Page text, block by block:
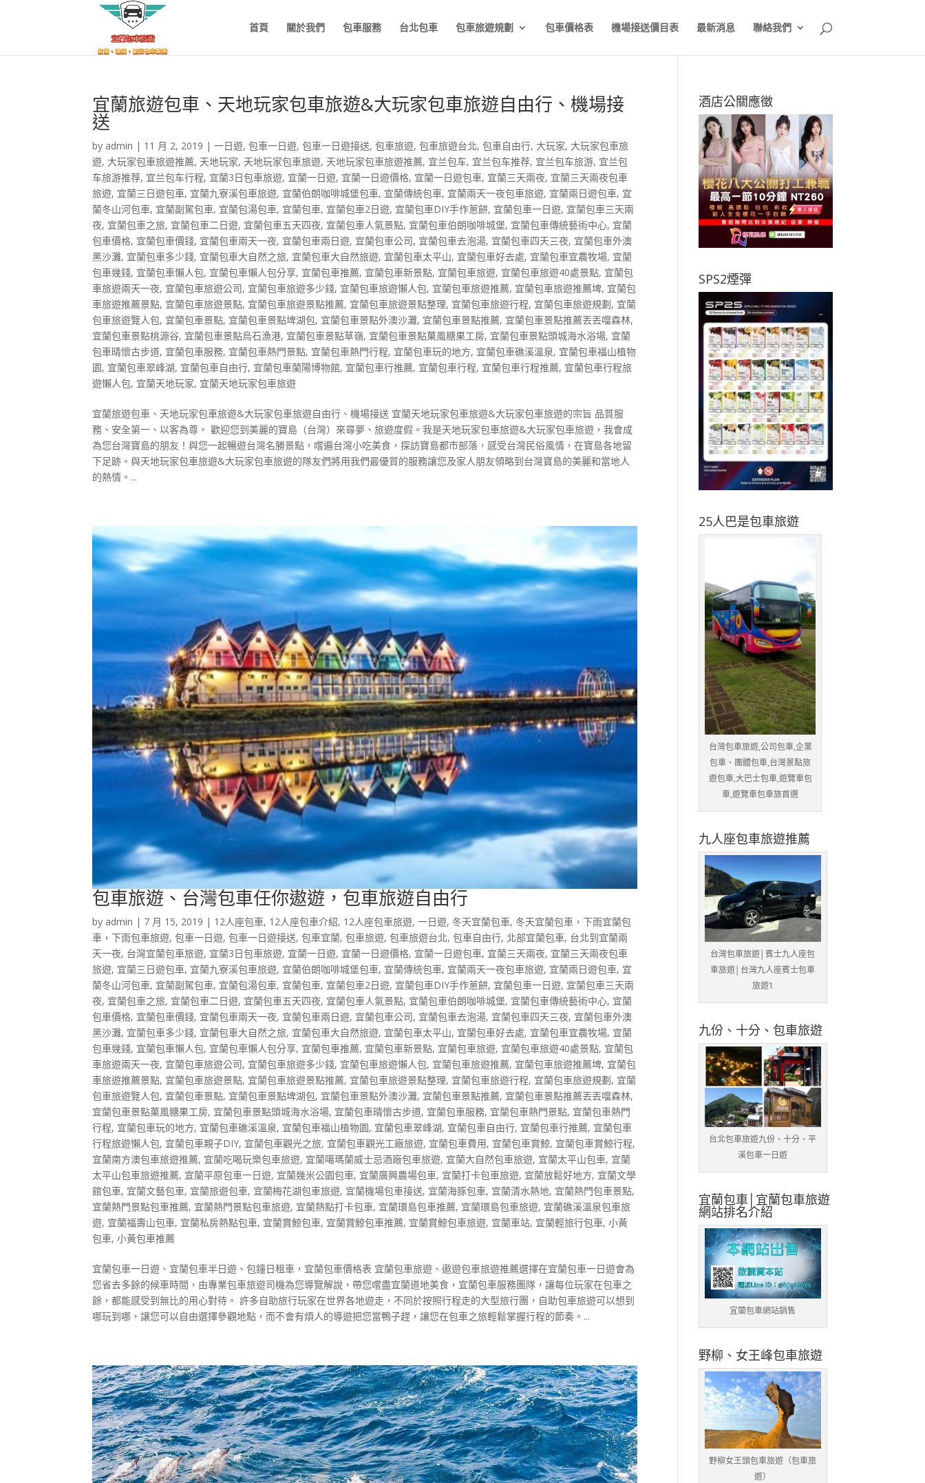
首頁 關於我們 包車服務 台北包車 包車旅遊規劃 包車價格表 機場接送價目表 最新消息 聯絡我們
宜蘭旅遊包車、天地玩家包車旅遊&大玩家包車旅遊自由行、機場接
送
by admin | 11 月 2, 2019 |一日遊,包車一日遊,包車一日遊接送,包車旅遊,包車旅遊台北,包車自由行, 大玩家, 大玩家包車旅
遊, 大玩家包車旅遊推薦, 天地玩家, 天地玩家包車旅遊, 天地玩家包車旅遊推薦, 宜兰包车, 宜兰包车推荐, 宜兰包车旅游, 宜兰包
车旅游推荐, 宜兰包车行程, 宜蘭3日包車旅遊, 宜蘭一日遊, 宜蘭一日遊價格, 宜蘭一日遊包車, 宜蘭三天兩夜, 宜蘭三天兩夜包車
旅遊, 宜蘭三日遊包車, 宜蘭九寮溪包車旅遊, 宜蘭伯朗咖啡城堡包車, 宜蘭傳統包車, 宜蘭兩天一夜包車旅遊, 宜蘭兩日遊包車, 宜
蘭冬山河包車, 宜蘭副駕包車, 宜蘭包湯包車, 宜蘭包車, 宜蘭包車2日遊, 宜蘭包車DIY手作蔥餅, 宜蘭包車一日遊, 宜蘭包車三天兩
夜, 宜蘭包車之旅, 宜蘭包車二日遊, 宜蘭包車五天四夜, 宜蘭包車人氣景點, 宜蘭包車伯朗咖啡城堡, 宜蘭包車傳統藝術中心, 宜蘭
包車價格, 宜蘭包車價錢, 宜蘭包車兩天一夜, 宜蘭包車兩日遊, 宜蘭包車公司, 宜蘭包車去泡湯, 宜蘭包車四天三夜, 宜蘭包車外澳
黑沙灘, 宜蘭包車多少錢, 宜蘭包車大自然之旅, 宜蘭包車大自然旅遊, 宜蘭包車太平山, 宜蘭包車好去處, 宜蘭包車宜農牧場, 宜蘭
包車幾錢, 宜蘭包車懶人包, 宜蘭包車懶人包分享, 宜蘭包車推薦, 宜蘭包車新景點, 宜蘭包車旅遊, 宜蘭包車旅遊40處景點, 宜蘭包
車旅遊兩天一夜, 宜蘭包車旅遊公司, 宜蘭包車旅遊多少錢, 宜蘭包車旅遊懶人包, 宜蘭包車旅遊推薦, 宜蘭包車旅遊推薦埤, 宜蘭包
車旅遊推薦景點, 宜蘭包車旅遊景點, 宜蘭包車旅遊景點推薦, 宜蘭包車旅遊景點整理, 宜蘭包車旅遊行程, 宜蘭包車旅遊規劃, 宜蘭
包車旅遊覽人包, 宜蘭包車景點, 宜蘭包車景點埤湖包, 宜蘭包車景點外澳沙灘, 宜蘭包車景點推薦, 宜蘭包車景點推薦丟丟噹森林,
宜蘭包車景點桃源谷, 宜蘭包車景點烏石漁港, 宜蘭包車景點草嶺, 宜蘭包車景點菓風糖果工房, 宜蘭包車景點頭城海水浴場, 宜蘭
包車晴懷古步道, 宜蘭包車服務, 宜蘭包車熱門景點, 宜蘭包車熱門行程, 宜蘭包車玩的地方, 宜蘭包車礁溪溫泉, 宜蘭包車福山植物
園, 宜蘭包車翠峰湖, 宜蘭包車自由行, 宜蘭包車蘭陽博物館, 宜蘭包車行推薦, 宜蘭包車行程, 宜蘭包車行程推薦, 宜蘭包車行程旅
遊懶人包, 宜蘭天地玩家, 宜蘭天地玩家包車旅遊
宜蘭旅遊包車、天地玩家包車旅遊&大玩家包車旅遊自由行、機場接送 宜蘭天地玩家包車旅遊&大玩家包車旅遊的宗旨 品質服
務、安全第一、以客為尊。 歡迎您到美麗的寶島（台灣）來尋夢、旅遊度假。我是天地玩家包車旅遊&大玩家包車旅遊，我會成
為您台灣寶島的朋友！與您一起暢遊台灣名勝景點，嚐遍台灣小吃美食，探訪寶島都市部落，感受台灣民俗風情，在寶島各地留
下足跡。與天地玩家包車旅遊&大玩家包車旅遊的隊友們將用我們最優質的服務讓您及家人朋友領略到台灣寶島的美麗和當地人
的熱情。...
包車旅遊、台灣包車任你遨遊，包車旅遊自由行
by admin | 7 月 15, 2019 | 12人座包車, 12人座包車介紹, 12人座包車旅遊,一日遊, 冬天宜蘭包車, 冬天宜蘭包車，下雨宜蘭包
車，下雨包車旅遊,包車一日遊,包車一日遊接送,包車宜蘭,包車旅遊,包車旅遊台北,包車自由行, 北部宜蘭包車, 台北到宜蘭兩
天一夜, 台灣宜蘭包車旅遊, 宜蘭3日包車旅遊, 宜蘭一日遊, 宜蘭一日遊價格, 宜蘭一日遊包車, 宜蘭三天兩夜, 宜蘭三天兩夜包車
旅遊, 宜蘭三日遊包車, 宜蘭九寮溪包車旅遊, 宜蘭伯朗咖啡城堡包車, 宜蘭傳統包車, 宜蘭兩天一夜包車旅遊, 宜蘭兩日遊包車, 宜
蘭冬山河包車, 宜蘭副駕包車, 宜蘭包湯包車, 宜蘭包車, 宜蘭包車2日遊, 宜蘭包車DIY手作蔥餅, 宜蘭包車一日遊, 宜蘭包車三天兩
夜, 宜蘭包車之旅, 宜蘭包車二日遊, 宜蘭包車五天四夜, 宜蘭包車人氣景點, 宜蘭包車伯朗咖啡城堡, 宜蘭包車傳統藝術中心, 宜蘭
包車價格, 宜蘭包車價錢, 宜蘭包車兩天一夜, 宜蘭包車兩日遊, 宜蘭包車公司, 宜蘭包車去泡湯, 宜蘭包車四天三夜, 宜蘭包車外澳
黑沙灘, 宜蘭包車多少錢, 宜蘭包車大自然之旅, 宜蘭包車大自然旅遊, 宜蘭包車太平山, 宜蘭包車好去處, 宜蘭包車宜農牧場, 宜蘭
包車幾錢, 宜蘭包車懶人包, 宜蘭包車懶人包分享, 宜蘭包車推薦, 宜蘭包車新景點, 宜蘭包車旅遊, 宜蘭包車旅遊40處景點, 宜蘭包
車旅遊兩天一夜, 宜蘭包車旅遊公司, 宜蘭包車旅遊多少錢, 宜蘭包車旅遊懶人包, 宜蘭包車旅遊推薦, 宜蘭包車旅遊推薦埤, 宜蘭包
車旅遊推薦景點, 宜蘭包車旅遊景點, 宜蘭包車旅遊景點推薦, 宜蘭包車旅遊景點整理, 宜蘭包車旅遊行程, 宜蘭包車旅遊規劃, 宜蘭
包車旅遊覽人包, 宜蘭包車景點, 宜蘭包車景點埤湖包, 宜蘭包車景點外澳沙灘, 宜蘭包車景點推薦, 宜蘭包車景點推薦丟丟噹森林,
宜蘭包車景點菓風糖果工房, 宜蘭包車景點頭城海水浴場, 宜蘭包車晴懷古步道, 宜蘭包車服務, 宜蘭包車熱門景點, 宜蘭包車熱門
行程, 宜蘭包車玩的地方, 宜蘭包車礁溪溫泉, 宜蘭包車福山植物園, 宜蘭包車翠峰湖, 宜蘭包車自由行, 宜蘭包車行推薦, 宜蘭包車
行程旅遊懶人包, 宜蘭包車親子DIY, 宜蘭包車觀光之旅, 宜蘭包車觀光工廠旅遊, 宜蘭包車費用, 宜蘭包車賞鯨, 宜蘭包車賞鯨行程,
宜蘭南方澳包車旅遊推薦, 宜蘭吃喝玩樂包車旅遊, 宜蘭噶瑪蘭威士忌酒廠包車旅遊, 宜蘭大自然包車旅遊, 宜蘭太平山包車, 宜蘭
太平山包車旅遊推薦, 宜蘭平原包車一日遊, 宜蘭幾米公園包車, 宜蘭廣興農場包車, 宜蘭打卡包車旅遊, 宜蘭放鬆好地方, 宜蘭文學
館包車, 宜蘭文藝包車, 宜蘭旅遊包車, 宜蘭梅花湖包車旅遊, 宜蘭機場包車接送, 宜蘭海豚包車, 宜蘭清水熱地, 宜蘭熱門包車景點,
宜蘭熱門景點包車推薦, 宜蘭熱門景點包車旅遊, 宜蘭熱點打卡包車, 宜蘭環島包車推薦, 宜蘭環島包車旅遊, 宜蘭礁溪溫泉包車旅
遊, 宜蘭福壽山包車, 宜蘭私房熱點包車, 宜蘭賞鯨包車, 宜蘭賞鯨包車推薦, 宜蘭賞鯨包車旅遊, 宜蘭車站, 宜蘭輕旅行包車,小黃
包車,小黃包車推薦
宜蘭包車一日遊、宜蘭包車半日遊、包鐘日租車，宜蘭包車價格表 宜蘭包車旅遊、遨遊包車旅遊推薦選擇在宜蘭包車一日遊會為
您省去多餘的候車時間，由專業包車旅遊司機為您導覽解說，帶您嚐盡宜蘭道地美食，宜蘭包車服務團隊，讓每位玩家在包車之
餘，都能感受到無比的用心對待。 許多自助旅行玩家在世界各地遊走，不同於按照行程走的大型旅行團，自助包車旅遊可以想到
哪玩到哪，讓您可以自由選擇參觀地點，而不會有煩人的導遊把您當鴨子趕，讓您在包車之旅輕鬆掌握行程的節奏。...
酒店公關應徵
SPS2煙彈
25人巴是包車旅遊
台灣包車旅遊,公司包車,企業
包車、團體包車,台灣景點旅
遊包車,大巴士包車,遊覽車包
車,遊覽車包車旅首選
九人座包車旅遊推薦
台灣包車旅遊│賓士九人座包
車旅遊│台灣九人座賓士包車
旅遊1
九份、十分、包車旅遊
台北包車旅遊九份、十分、平
溪包車一日遊
宜蘭包車│宜蘭包車旅遊
網站排名介紹
宜蘭包車網站銷售
野柳、女王峰包車旅遊
野柳女王頭包車旅遊（包車旅
遊）